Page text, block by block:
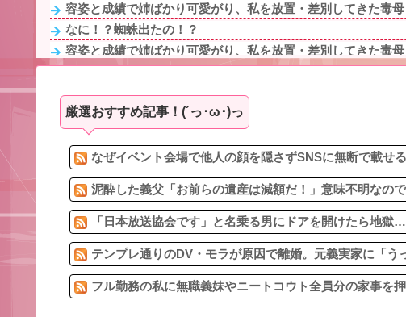
容姿と成績で姉ばかり可愛がり、私を放置・差別してきた毒
なに！？蜘蛛出たの！？
容姿と成績で姉ばかり可愛がり、私を放置・差別してきた毒
「ﾀﾋねば保険金出る」と友人を追いつめたモラ旦那＆ウトメ！
子どもが中学受験してる知り合い、たくさん受けさせてるけど
「お皿は綺麗だけど食べ方が汚い」焼き魚を食べた知人の信
血を見て失神した俺が「殺人事件の被害者（遺体）」と勘違
厳選おすすめ記事！(´っ･ω･)っ
なぜイベント会場で他人の顔を隠さずSNSに無断で載せ
泥酔した義父「お前らの遺産は減額だ！」意味不明なの
「日本放送協会です」と名乗る男にドアを開けたら地
テンプレ通りのDV・モラが原因で離婚。元義実家に「
フル勤務の私に無職義妹やニートコウト全員分の家事を